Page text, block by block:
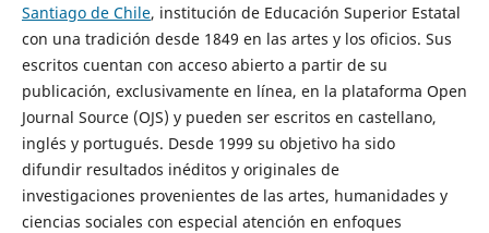
Santiago de Chile, institución de Educación Superior Estatal
con una tradición desde 1849 en las artes y los oficios. Sus
escritos cuentan con acceso abierto a partir de su
publicación, exclusivamente en línea, en la plataforma Open
Journal Source (OJS) y pueden ser escritos en castellano,
inglés y portugués. Desde 1999 su objetivo ha sido
difundir resultados inéditos y originales de
investigaciones provenientes de las artes, humanidades y
ciencias sociales con especial atención en enfoques